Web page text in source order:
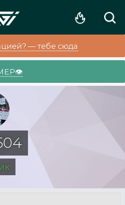
— тебе сюда